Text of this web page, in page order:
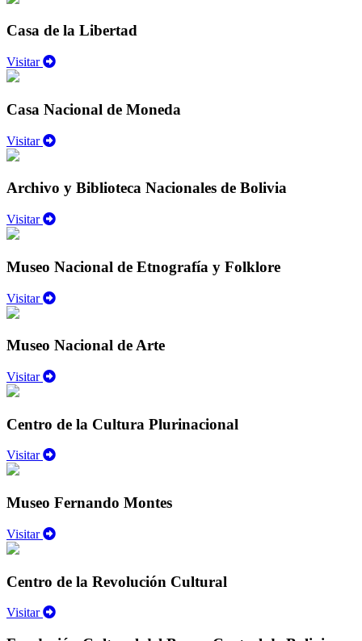
Casa de la Libertad
Visitar
Casa Nacional de Moneda
Visitar
Archivo y Biblioteca Nacionales de Bolivia
Visitar
Museo Nacional de Etnografía y Folklore
Visitar
Museo Nacional de Arte
Visitar
Centro de la Cultura Plurinacional
Visitar
Museo Fernando Montes
Visitar
Centro de la Revolución Cultural
Visitar